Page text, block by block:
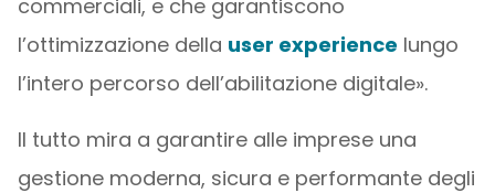
commerciali, e che garantiscono
l’ottimizzazione della user experience lungo
l’intero percorso dell’abilitazione digitale».
Il tutto mira a garantire alle imprese una
gestione moderna, sicura e performante degli